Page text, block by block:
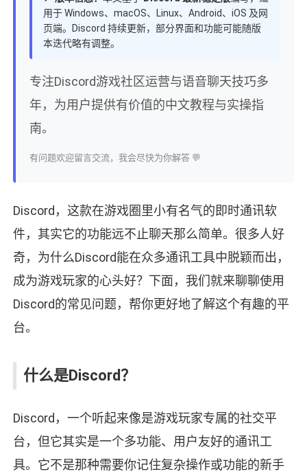
用于 Windows、macOS、Linux、Android、iOS 及网
页端。Discord 持续更新，部分界面和功能可能随版
本迭代略有调整。
专注Discord游戏社区运营与语音聊天技巧多
年，为用户提供有价值的中文教程与实操指
南。
有问题欢迎留言交流，我会尽快为你解答 💬
Discord，这款在游戏圈里小有名气的即时通讯软
件，其实它的功能远不止聊天那么简单。很多人好
奇，为什么Discord能在众多通讯工具中脱颖而出，
成为游戏玩家的心头好？下面，我们就来聊聊使用
Discord的常见问题，帮你更好地了解这个有趣的平
台。
什么是Discord？
Discord，一个听起来像是游戏玩家专属的社交平
台，但它其实是一个多功能、用户友好的通讯工
具。它不是那种需要你记住复杂操作或功能的新手